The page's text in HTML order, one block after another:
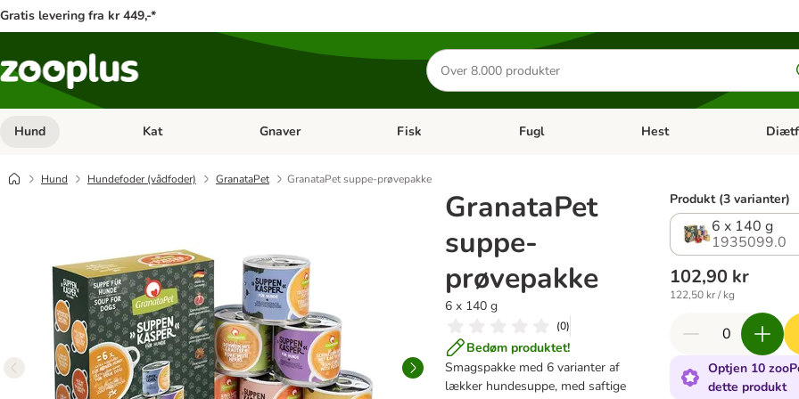
Gratis levering fra kr 449,-*
Søg
efter
produkter
Hund Åben kategori menu: Hund
Kat Åben kategori menu: Kat
Gnaver Åben kategori menu: Gnaver
Fisk Åben kategori menu: Fisk
Fugl Åben kategori menu: Fugl
Hest Åben
Hund Hundefoder (vådfoder) GranataPet GranataPet suppe-prøvepakke
GranataPet
suppe-
prøvepakke
6 x 140 g
(0)
Bedøm produktet!
Smagspakke med 6 varianter af
lækker hundesuppe, med saftige
Produkt (3 varianter)
6 x 140 g
1935099.0
102,90 kr
122,50 kr / kg
Optjen 10
dette produkt